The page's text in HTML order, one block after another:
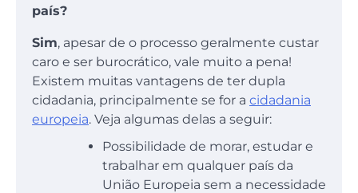
país?
Sim, apesar de o processo geralmente custar
caro e ser burocrático, vale muito a pena!
Existem muitas vantagens de ter dupla
cidadania, principalmente se for a cidadania
europeia. Veja algumas delas a seguir:
Possibilidade de morar, estudar e
trabalhar em qualquer país da
União Europeia sem a necessidade